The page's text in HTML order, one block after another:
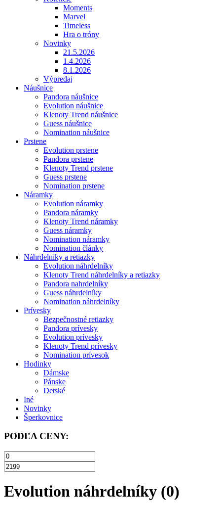
Moments
Marvel
Timeless
Hra o tróny
Novinky
21.5.2026
1.4.2026
8.1.2026
Výpredaj
Náušnice
Pandora náušnice
Evolution náušnice
Klenoty Trend náušnice
Guess náušnice
Nomination náušnice
Prstene
Evolution prstene
Pandora prstene
Klenoty Trend prstene
Guess prstene
Nomination prstene
Náramky
Evolution náramky
Pandora náramky
Klenoty Trend náramky
Guess náramky
Nomination náramky
Nomination články
Náhrdelníky a retiazky
Evolution náhrdelníky
Klenoty Trend náhrdelníky a retiazky
Pandora nahrdelníky
Guess náhrdelníky
Nomination náhrdelníky
Prívesky
Bezpečnostné retiazky
Pandora prívesky
Evolution prívesky
Klenoty Trend prívesky
Nomination prívesok
Hodinky
Dámske
Pánske
Detské
Iné
Novinky
Šperkovnice
PODĽA CENY:
Evolution náhrdelníky (0)